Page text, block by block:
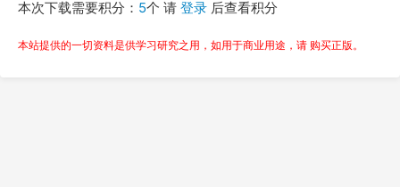
本次下载需要积分： 5个 请 登录 后查看积分
本站提供的一切资料是供学习研究之用，如用于商业用途，请 购买正版。